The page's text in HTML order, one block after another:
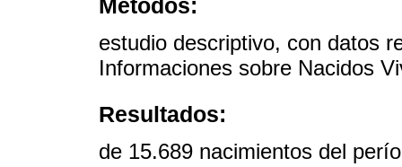
Métodos:
estudio descriptivo, con datos
Informaciones sobre Nacidos
Resultados:
de 15.689 nacimientos del